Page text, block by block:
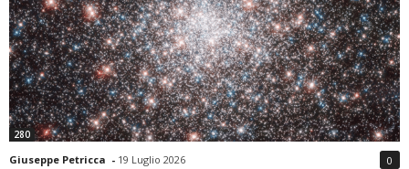
280
Giuseppe Petricca - 19 Luglio 2026 0